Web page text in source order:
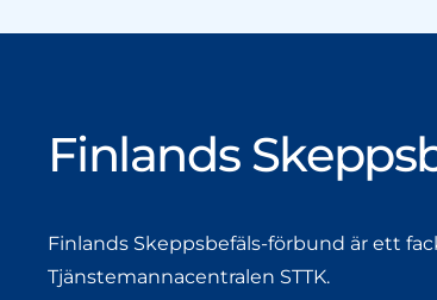
Finlands
Finlands Skeppsbefäls-förbund är ett
Tjänstemannacentralen STTK.